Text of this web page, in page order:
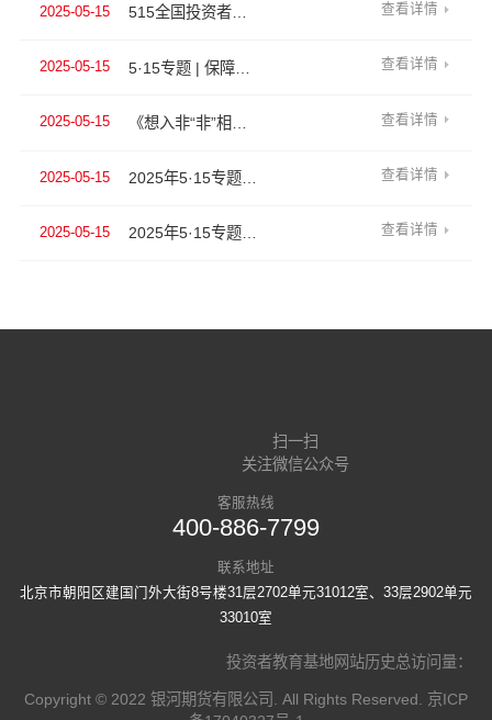
2025-05-15 515全国投资者保护宣传日 | 心系投资者 携手共行动 查看详情
2025-05-15 查看详情
2025-05-15 查看详情
2025-05-15 查看详情
2025-05-15 2025年5·15专题 | 花样骗局现形记 投资须警钟长鸣 查看详情
扫一扫
关注微信公众号
客服热线
400-886-7799
联系地址
北京市朝阳区建国门外大街8号楼31层2702单元31012室、33层2902单元
33010室
投资者教育基地网站历史总访问量：
Copyright © 2022 银河期货有限公司. All Rights Reserved. 京ICP